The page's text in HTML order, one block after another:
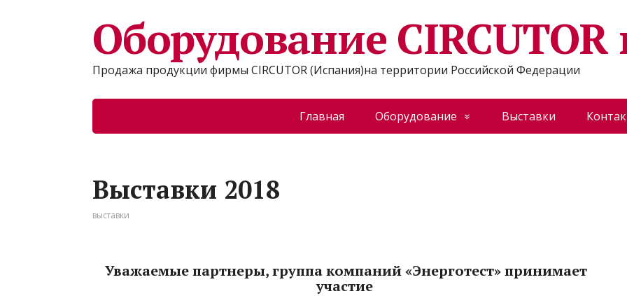
Оборудование
Продажа продукции фирмы CIRCUTOR (Испания)на территории Российской Федерации
Главная Оборудование Выставки
Выставки 2018
выставки
Уважаемые партнеры, группа компаний «Энерготест» принимает
участие